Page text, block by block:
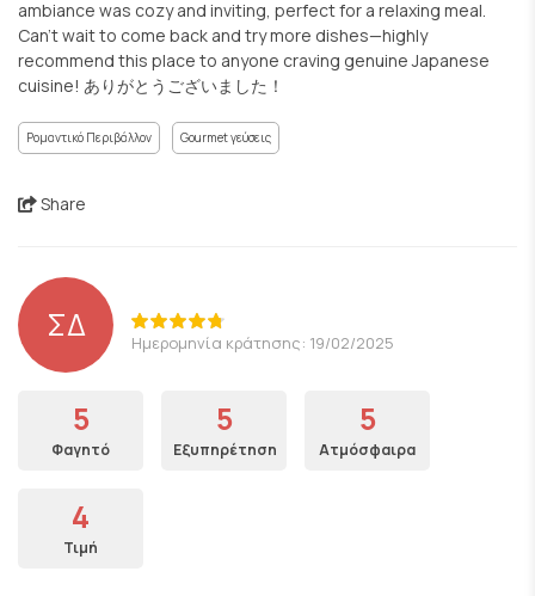
ambiance was cozy and inviting, perfect for a relaxing meal.
Can't wait to come back and try more dishes—highly
recommend this place to anyone craving genuine Japanese
cuisine! ありがとうございました！
Ρομαντικό Περιβάλλον Gourmet γεύσεις
Share
ΣΔ Ημερομηνία κράτησης: 19/02/2025
5
Φαγητό
5
Εξυπηρέτηση
5
Ατμόσφαιρα
4
Τιμή